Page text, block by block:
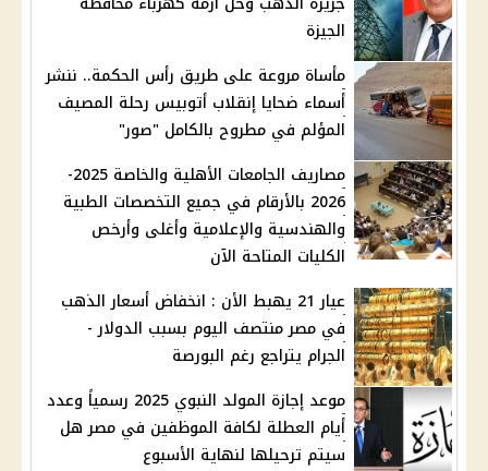
الجيزة
مأساة مروعة على طريق رأس الحكمة.. ننشر
أسماء ضحايا إنقلاب أتوبيس رحلة المصيف
المؤلم في مطروح بالكامل "صور"
مصاريف الجامعات الأهلية والخاصة 2025-
2026 بالأرقام في جميع التخصصات الطبية
والهندسية والإعلامية وأغلى وأرخص
الكليات المتاحة الآن
عيار 21 يهبط الأن : انخفاض أسعار الذهب
في مصر منتصف اليوم بسبب الدولار -
الجرام يتراجع رغم البورصة
موعد إجازة المولد النبوي 2025 رسمياً وعدد
أيام العطلة لكافة الموظفين في مصر هل
سيتم ترحيلها لنهاية الأسبوع